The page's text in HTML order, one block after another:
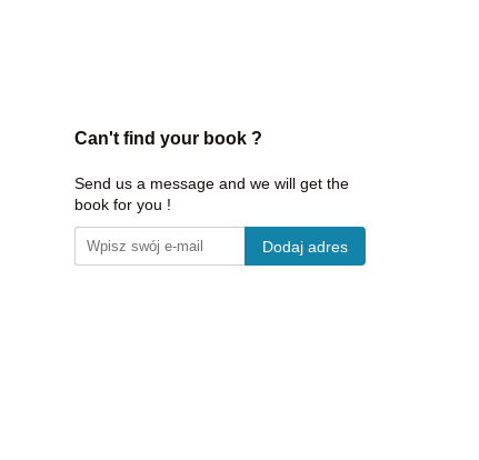
Can't find your book ?
Send us a message and we will get the
book for you !